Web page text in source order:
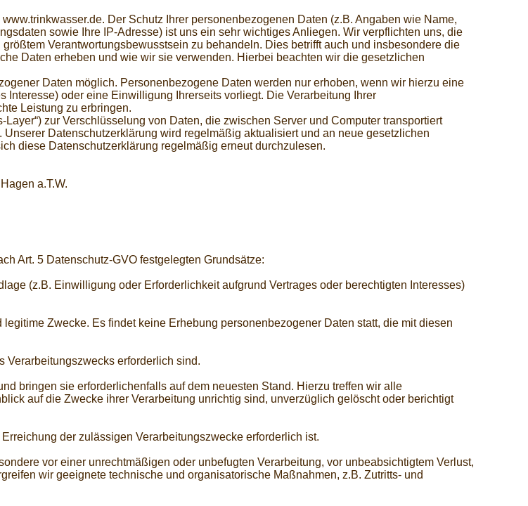
Der Schutz Ihrer personenbezogenen Daten (z.B. Angaben wie Name,
sowie Ihre IP-Adresse) ist uns ein sehr wichtiges Anliegen. Wir verpflichten uns, die
Verantwortungsbewusstsein zu behandeln. Dies betrifft auch und insbesondere die
Daten erheben und wie wir sie verwenden. Hierbei beachten wir die gesetzlichen
Daten möglich. Personenbezogene Daten werden nur erhoben, wenn wir hierzu eine
oder eine Einwilligung Ihrerseits vorliegt. Die Verarbeitung Ihrer
Leistung zu erbringen.
zur Verschlüsselung von Daten, die zwischen Server und Computer transportiert
Datenschutzerklärung wird regelmäßig aktualisiert und an neue gesetzlichen
diese Datenschutzerklärung regelmäßig erneut durchzulesen.
a.T.W.
Art. 5 Datenschutz-GVO festgelegten Grundsätze:
(z.B. Einwilligung oder Erforderlichkeit aufgrund Vertrages oder berechtigten Interesses)
Zwecke. Es findet keine Erhebung personenbezogener Daten statt, die mit diesen
Verarbeitungszwecks erforderlich sind.
bringen sie erforderlichenfalls auf dem neuesten Stand. Hierzu treffen wir alle
auf die Zwecke ihrer Verarbeitung unrichtig sind, unverzüglich gelöscht oder berichtigt
der zulässigen Verarbeitungszwecke erforderlich ist.
vor einer unrechtmäßigen oder unbefugten Verarbeitung, vor unbeabsichtigtem Verlust,
wir geeignete technische und organisatorische Maßnahmen, z.B. Zutritts- und